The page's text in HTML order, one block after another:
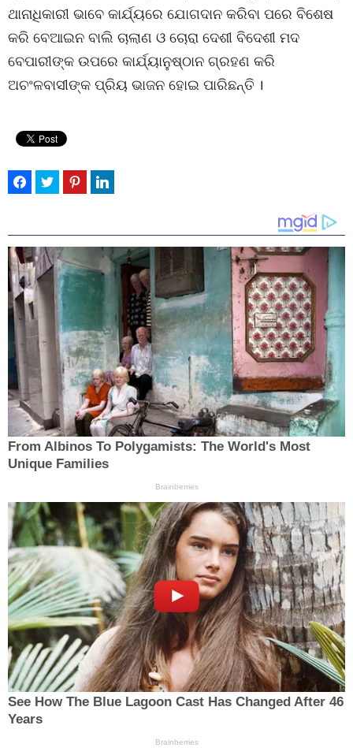
ଥାନାଧିକାରୀ ଭାବେ କାର୍ଯ୍ୟରେ ଯୋଗଦାନ କରିବା ପରେ ବିଶେଷ
କରି ବେଆଇନ ବାଲି ଚାଲାଣ ଓ ଚୋରା ଦେଶୀ ବିଦେଶୀ ମଦ
ବେପାରୀଙ୍କ ଉପରେ କାର୍ଯ୍ୟାନୁଷ୍ଠାନ ଗ୍ରହଣ କରି
ଅଚଂଳବାସୀଙ୍କ ପ୍ରିୟ ଭାଜନ ହୋଇ ପାରିଛନ୍ତି ।